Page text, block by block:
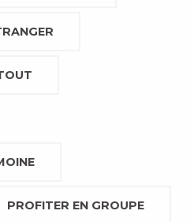
PROFITER EN GROUPE